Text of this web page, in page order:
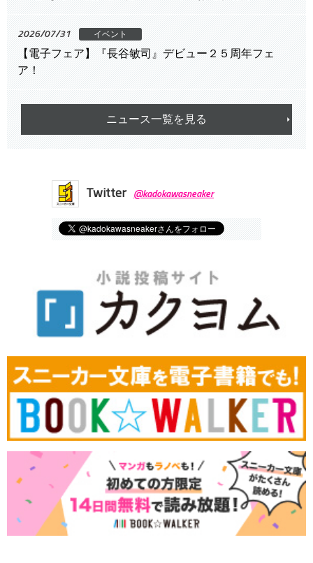
2026/07/31 イベント
【電子フェア】『長谷敏司』デビュー２５周年フェ
ア！
ニュース一覧を見る
Twitter @kadokawasneaker